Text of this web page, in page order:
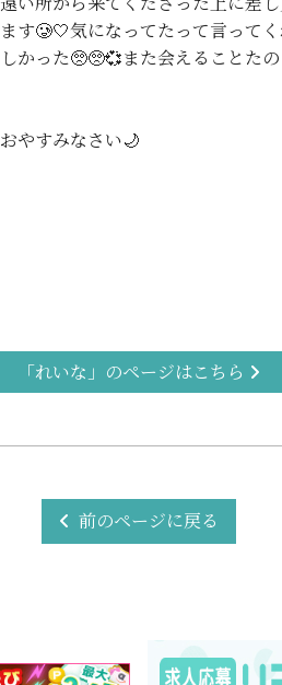
ます🥲🤍気になってたって言って
しかった🥺🥺💞また会えることた
おやすみなさい🌙
「れいな」のページはこちら
前のページに戻る